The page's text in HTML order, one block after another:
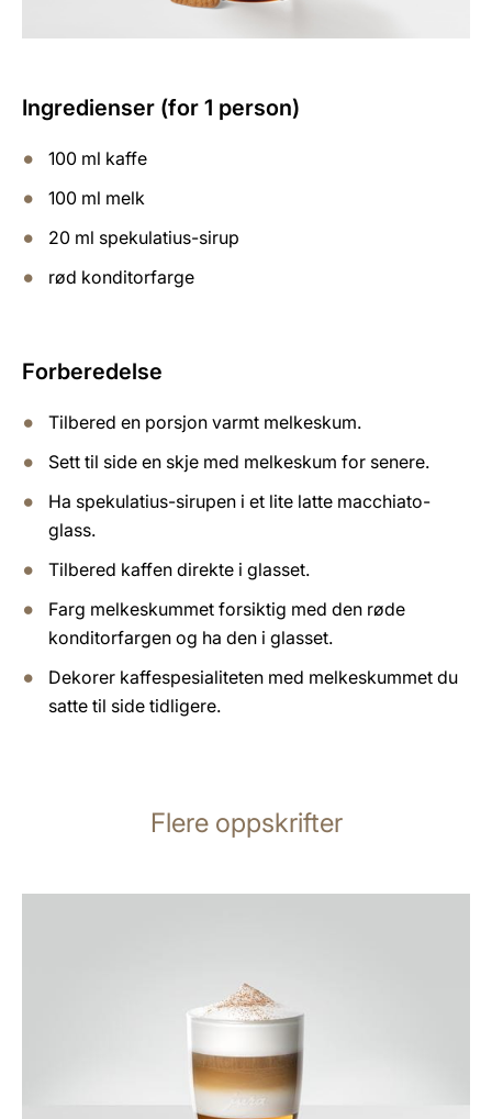
Ingredienser (for 1 person)
100 ml kaffe
100 ml melk
20 ml spekulatius-sirup
rød konditorfarge
Forberedelse
Tilbered en porsjon varmt melkeskum.
Sett til side en skje med melkeskum for senere.
Ha spekulatius-sirupen i et lite latte macchiato-
glass.
Tilbered kaffen direkte i glasset.
Farg melkeskummet forsiktig med den røde
konditorfargen og ha den i glasset.
Dekorer kaffespesialiteten med melkeskummet du
satte til side tidligere.
Flere oppskrifter